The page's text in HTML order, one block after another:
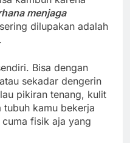
menjaga
dilupakan adalah
Bisa dengan
sekadar dengerin
pikiran tenang, kulit
tubuh kamu bekerja
fisik aja yang